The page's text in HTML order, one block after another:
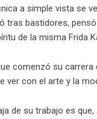
a simple vista se
tras bastidores,
de la misma Frida
comenzó su
ver con el arte y la
de su trabajo es